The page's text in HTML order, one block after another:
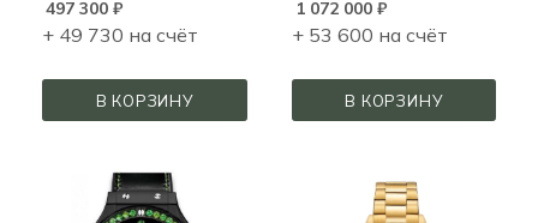
497 300 ₽
+ 49 730 на счёт
В КОРЗИНУ
1 072 000₽
+ 53 600 на счёт
В КОРЗИНУ